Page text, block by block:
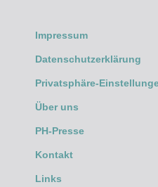
Impressum
Datenschutzerklärung
Privatsphäre-
Über uns
PH-Presse
Kontakt
Links